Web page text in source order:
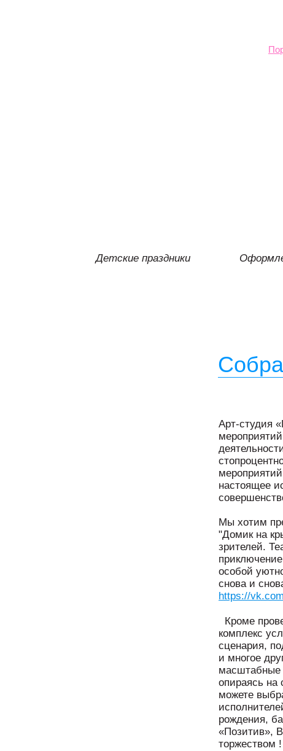
Детские праздники
Арт-студия
настоящее
Мы хотим
"Домик на
зрителей.
особой
снова и
https://
Кроме
комплекс
сценария,
и многое
масштабные
опираясь
можете
рождения,
«Позитив»,
торжеством !